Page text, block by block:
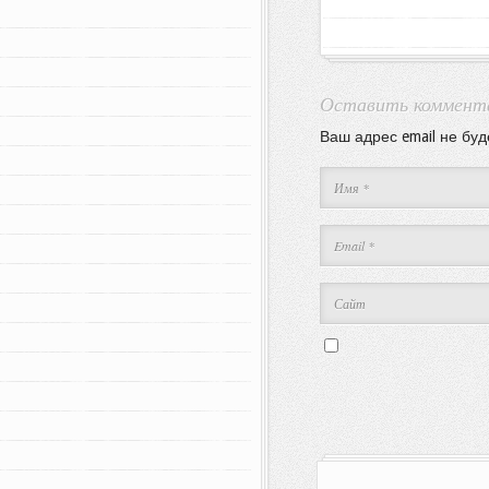
Оставить
Ваш адрес email не